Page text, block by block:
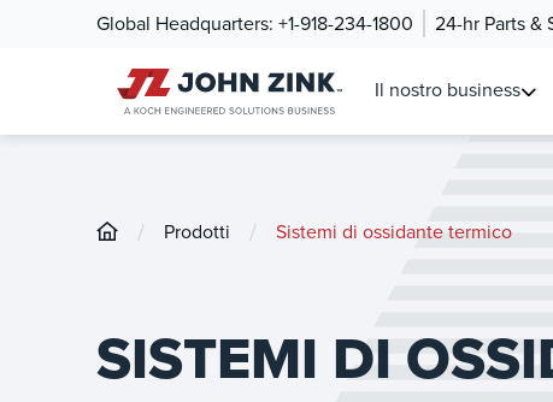
Global Headquarters: +1-918-234-1800 24-hr Parts &
Il nostro business
/ Prodotti / Sistemi di ossidante termico
SISTEMI DI